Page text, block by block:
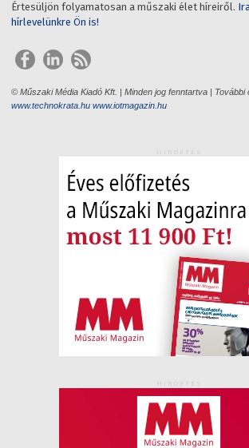
Értesüljön folyamatosan a műszaki élet híreiről.
hírlevelünkre Ön is!
© Műszaki Média Kiadó Kft. | Minden jog fenntartva | További
www.technokrata.hu www.iotmagazin.hu
HIRDETÉS
HIRDETÉS